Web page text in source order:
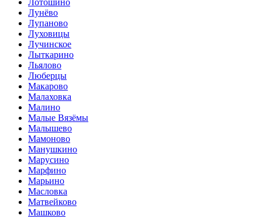
Лотошино
Лунёво
Лупаново
Луховицы
Лучинское
Лыткарино
Льялово
Люберцы
Макарово
Малаховка
Малино
Малые Вязёмы
Малышево
Мамоново
Манушкино
Марусино
Марфино
Марьино
Масловка
Матвейково
Машково